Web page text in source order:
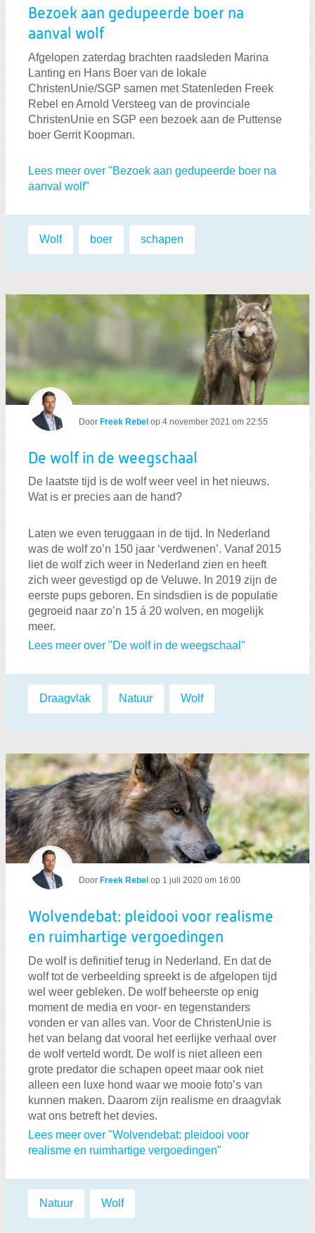
Bezoek aan gedupeerde boer na
aanval wolf
Afgelopen zaterdag brachten raadsleden Marina
Lanting en Hans Boer van de lokale
ChristenUnie/SGP samen met Statenleden Freek
Rebel en Arnold Versteeg van de provinciale
ChristenUnie en SGP een bezoek aan de Puttense
boer Gerrit Koopman.
Lees meer over "Bezoek aan gedupeerde boer na
aanval wolf"
Labels:
Wolf boer schapen
Door Freek Rebel op 4 november 2021 om 22:55
De wolf in de weegschaal
De laatste tijd is de wolf weer veel in het nieuws.
Wat is er precies aan de hand?
Laten we even teruggaan in de tijd. In Nederland
was de wolf zo’n 150 jaar ‘verdwenen’. Vanaf 2015
liet de wolf zich weer in Nederland zien en heeft
zich weer gevestigd op de Veluwe. In 2019 zijn de
eerste pups geboren. En sindsdien is de populatie
gegroeid naar zo’n 15 á 20 wolven, en mogelijk
meer.
Lees meer over "De wolf in de weegschaal"
Labels:
Draagvlak Natuur Wolf
Door Freek Rebel op 1 juli 2020 om 16:00
Wolvendebat: pleidooi voor realisme
en ruimhartige vergoedingen
De wolf is definitief terug in Nederland. En dat de
wolf tot de verbeelding spreekt is de afgelopen tijd
wel weer gebleken. De wolf beheerste op enig
moment de media en voor- en tegenstanders
vonden er van alles van. Voor de ChristenUnie is
het van belang dat vooral het eerlijke verhaal over
de wolf verteld wordt. De wolf is niet alleen een
grote predator die schapen opeet maar ook niet
alleen een luxe hond waar we mooie foto’s van
kunnen maken. Daarom zijn realisme en draagvlak
wat ons betreft het devies.
Lees meer over "Wolvendebat: pleidooi voor
realisme en ruimhartige vergoedingen"
Labels:
Natuur Wolf